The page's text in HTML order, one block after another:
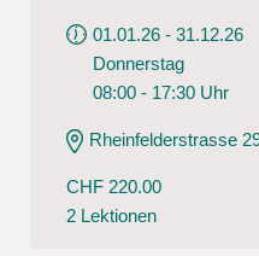
01.01.26 - 31.12.26
Donnerstag
08:00 - 17:30 Uhr
Rheinfelderstrasse
CHF 220.00
2 Lektionen